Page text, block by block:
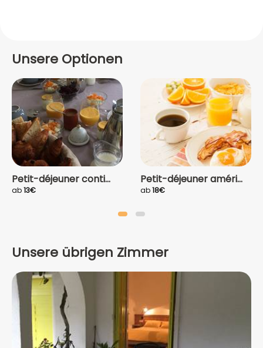
Unsere Optionen
Petit-déjeuner conti...
ab13€
Petit-déjeuner améri...
ab18€
Unsere übrigen Zimmer